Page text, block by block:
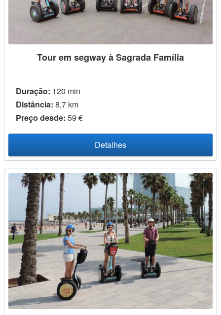
Tour em segway à Sagrada Família
Duração: 120 min
Distância: 8,7 km
Preço desde: 59 €
Detalhes